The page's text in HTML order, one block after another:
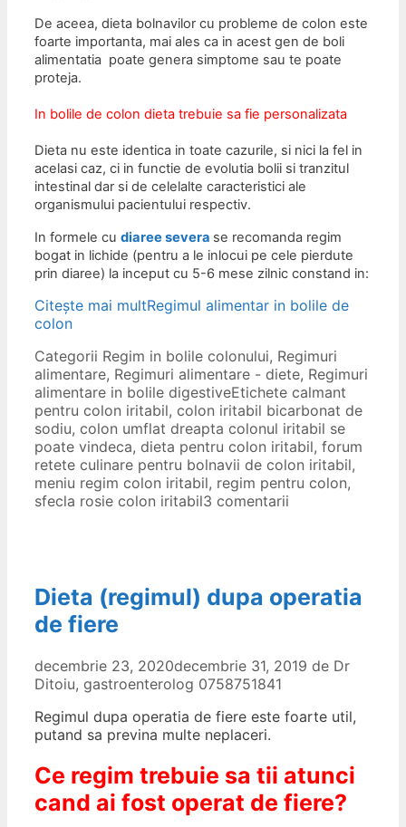
De aceea, dieta bolnavilor cu probleme de colon este
foarte importanta, mai ales ca in acest gen de boli
alimentatia poate genera simptome sau te poate
proteja.
In bolile de colon dieta trebuie sa fie personalizata
Dieta nu este identica in toate cazurile, si nici la fel in
acelasi caz, ci in functie de evolutia bolii si tranzitul
intestinal dar si de celelalte caracteristici ale
organismului pacientului respectiv.
In formele cu diaree severa se recomanda regim
bogat in lichide (pentru a le inlocui pe cele pierdute
prin diaree) la inceput cu 5-6 mese zilnic constand in:
Citește mai multRegimul alimentar in bolile de
colon
Categorii Regim in bolile colonului, Regimuri
alimentare, Regimuri alimentare - diete, Regimuri
alimentare in bolile digestiveEtichete calmant
pentru colon iritabil, colon iritabil bicarbonat de
sodiu, colon umflat dreapta colonul iritabil se
poate vindeca, dieta pentru colon iritabil, forum
retete culinare pentru bolnavii de colon iritabil,
meniu regim colon iritabil, regim pentru colon,
sfecla rosie colon iritabil3 comentarii
Dieta (regimul) dupa operatia
de fiere
decembrie 23, 2020decembrie 31, 2019 de Dr
Ditoiu, gastroenterolog 0758751841
Regimul dupa operatia de fiere este foarte util,
putand sa previna multe neplaceri.
Ce regim trebuie sa tii atunci
cand ai fost operat de fiere?